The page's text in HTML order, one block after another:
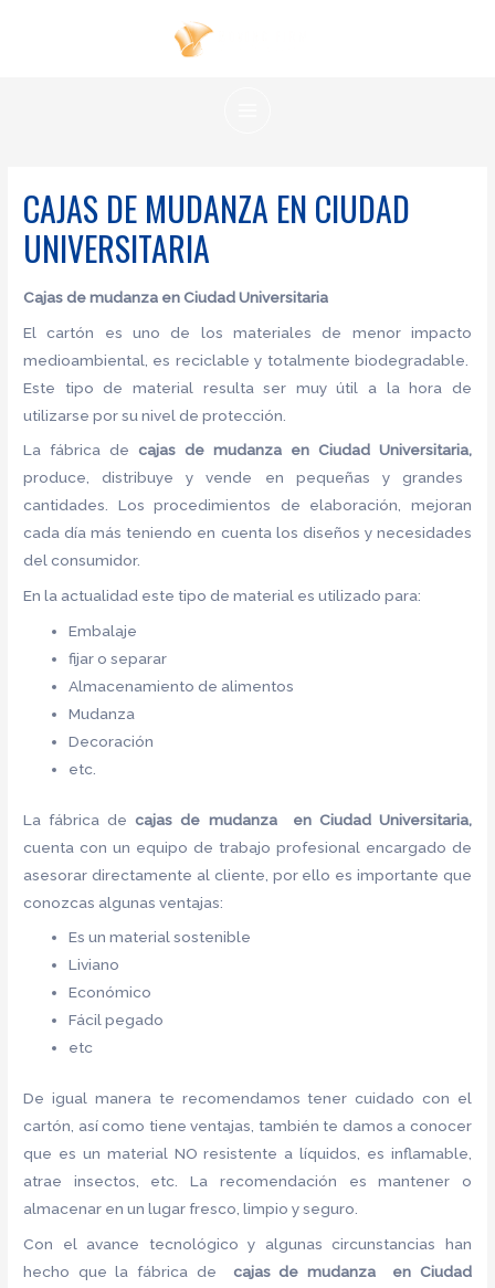
CAJAS DE MUDANZA EN CIUDAD
UNIVERSITARIA
Cajas de mudanza en Ciudad Universitaria
El cartón es uno de los materiales de menor impacto
medioambiental, es reciclable y totalmente biodegradable.
Este tipo de material resulta ser muy útil a la hora de
utilizarse por su nivel de protección.
La fábrica decajas de mudanza en Ciudad Universitaria,
produce, distribuye y vende en pequeñas y grandes
cantidades. Los procedimientos de elaboración, mejoran
cada día más teniendo en cuenta los diseños y necesidades
del consumidor.
En la actualidad este tipo de material es utilizado para:
Embalaje
fijar o separar
Almacenamiento de alimentos
Mudanza
Decoración
etc.
La fábrica decajas de mudanza en Ciudad Universitaria,
cuenta con un equipo de trabajo profesional encargado de
asesorar directamente al cliente, por ello es importante que
conozcas algunas ventajas:
Es un material sostenible
Liviano
Económico
Fácil pegado
etc
De igual manera te recomendamos tener cuidado con el
cartón, así como tiene ventajas, también te damos a conocer
que es un material NO resistente a líquidos, es inflamable,
atrae insectos, etc. La recomendación es mantener o
almacenar en un lugar fresco, limpio y seguro.
Con el avance tecnológico y algunas circunstancias han
hecho que la fábrica de cajas de mudanza en Ciudad